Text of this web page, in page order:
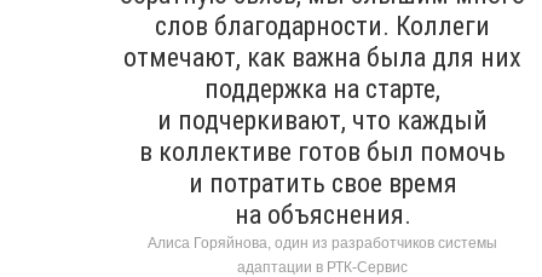
слов благодарности. Коллеги
отмечают, как важна была для них
поддержка на старте,
и подчеркивают, что каждый
в коллективе готов был помочь
и потратить свое время
на объяснения.
Алиса Горяйнова, один из разработчиков системы
адаптации в РТК-Сервис